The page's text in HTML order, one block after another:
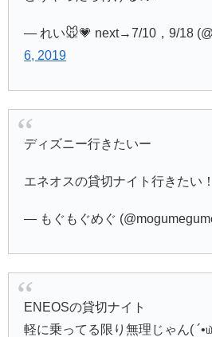
— れい🐭💗 next→7/10，9/18
6, 2019
ディズニー行きたいー
エネオスの貸切ナイト行きたい
— もぐもぐめぐ
ENEOSの貸切ナイト
軽に乗ってる限り無理じゃん(